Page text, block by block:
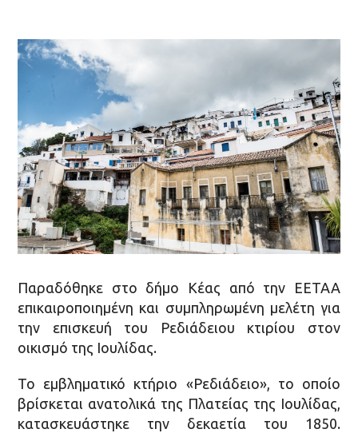
Παραδόθηκε στο δήμο Κέας από την ΕΕΤΑΑ
επικαιροποιημένη και συμπληρωμένη μελέτη για
την επισκευή του Ρεδιάδειου κτιρίου στον
οικισμό της Ιουλίδας.
Το εμβληματικό κτήριο «Ρεδιάδειο», το οποίο
βρίσκεται ανατολικά της Πλατείας της Ιουλίδας,
κατασκευάστηκε την δεκαετία του 1850.